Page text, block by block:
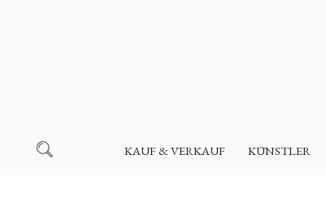
KAUF & VERKAUF KÜNSTLER